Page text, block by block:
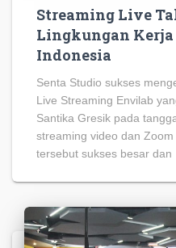
Streaming Live
Lingkungan
Indonesia
Senta Studio sukses
Live Streaming Envilab
Santika Gresik pada
streaming video dan
tersebut sukses besar dan